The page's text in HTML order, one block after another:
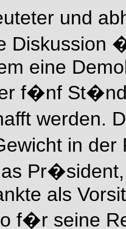
und
Diskussion
eine
f�nf
werden.
in
als
f�r seine